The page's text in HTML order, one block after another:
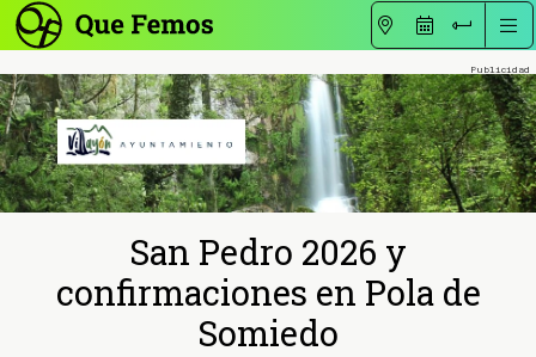
San Pedro 2026 y
confirmaciones en Pola de
Somiedo